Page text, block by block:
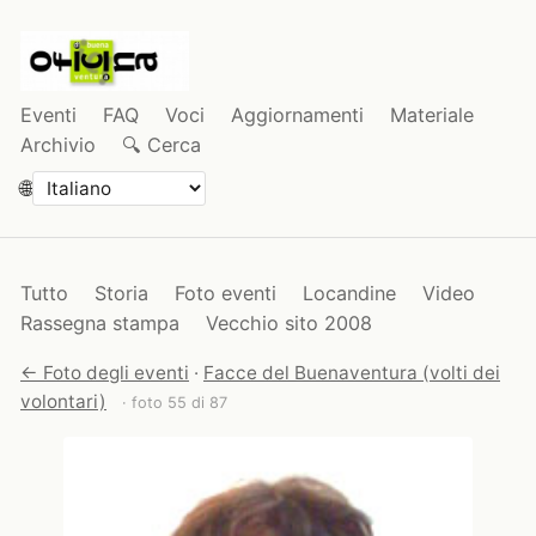
Eventi FAQ Voci Aggiornamenti
Materiale
Archivio
🔍 Cerca
🌐
Tutto Storia Foto eventi Locandine
Video
Rassegna stampa
Vecchio sito 2008
← Foto degli eventi · Facce del Buenaventura (volti dei
volontari)
· foto 55 di 87